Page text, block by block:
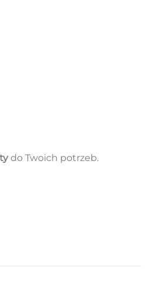
do Twoich potrzeb.